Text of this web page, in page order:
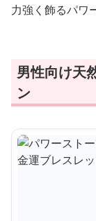
力強く飾るパワ
男性向け天
ン